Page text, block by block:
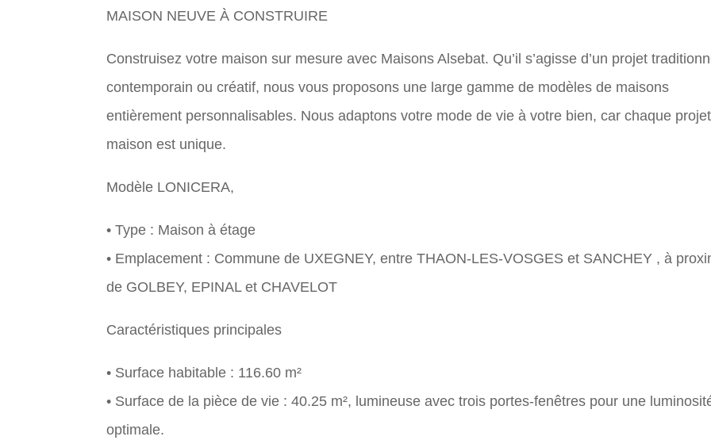
MAISON NEUVE À CONSTRUIRE
Construisez votre maison sur mesure avec Maisons Alsebat. Qu’il s’agisse d’un projet
contemporain ou créatif, nous vous proposons une large gamme de modèles de maisons
entièrement personnalisables. Nous adaptons votre mode de vie à votre bien, car chaque
maison est unique.
Modèle LONICERA,
• Type : Maison à étage
• Emplacement : Commune de UXEGNEY, entre THAON-LES-VOSGES et SANCHEY , à
de GOLBEY, EPINAL et CHAVELOT
Caractéristiques principales
• Surface habitable : 116.60 m²
• Surface de la pièce de vie : 40.25 m², lumineuse avec trois portes-fenêtres pour une
optimale.